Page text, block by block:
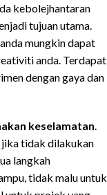
kebolejhantaran
tujuan utama.
mungkin dapat
anda. Terdapat
dengan gaya dan
keselamatan
jika tidak dilakukan
langkah
tidak malu untuk